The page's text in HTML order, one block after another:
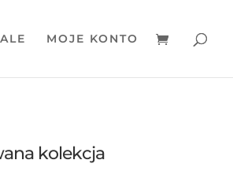
MOJE KONTO
kolekcja